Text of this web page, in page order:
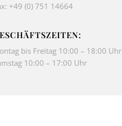
+49 (0) 751 14664
bis Freitag 10:00 – 18:00 Uhr
10:00 – 17:00 Uhr